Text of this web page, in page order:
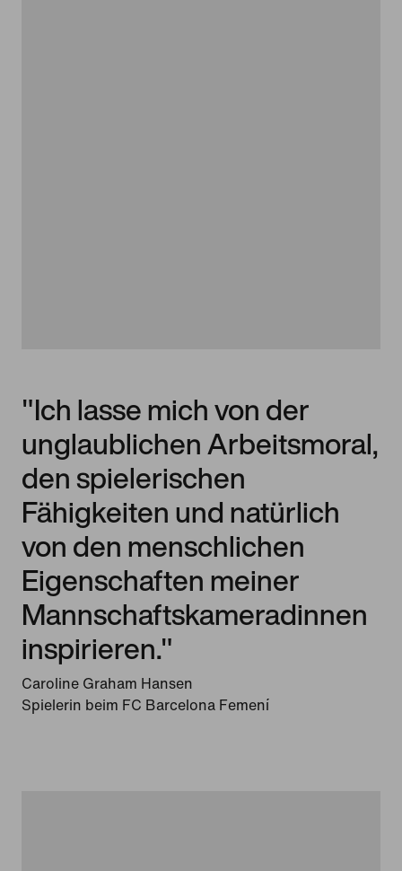
"Ich lasse mich von der
unglaublichen Arbeitsmoral,
den spielerischen
Fähigkeiten und natürlich
von den menschlichen
Eigenschaften meiner
Mannschaftskameradinnen
inspirieren."
Caroline Graham Hansen
Spielerin beim FC Barcelona Femení